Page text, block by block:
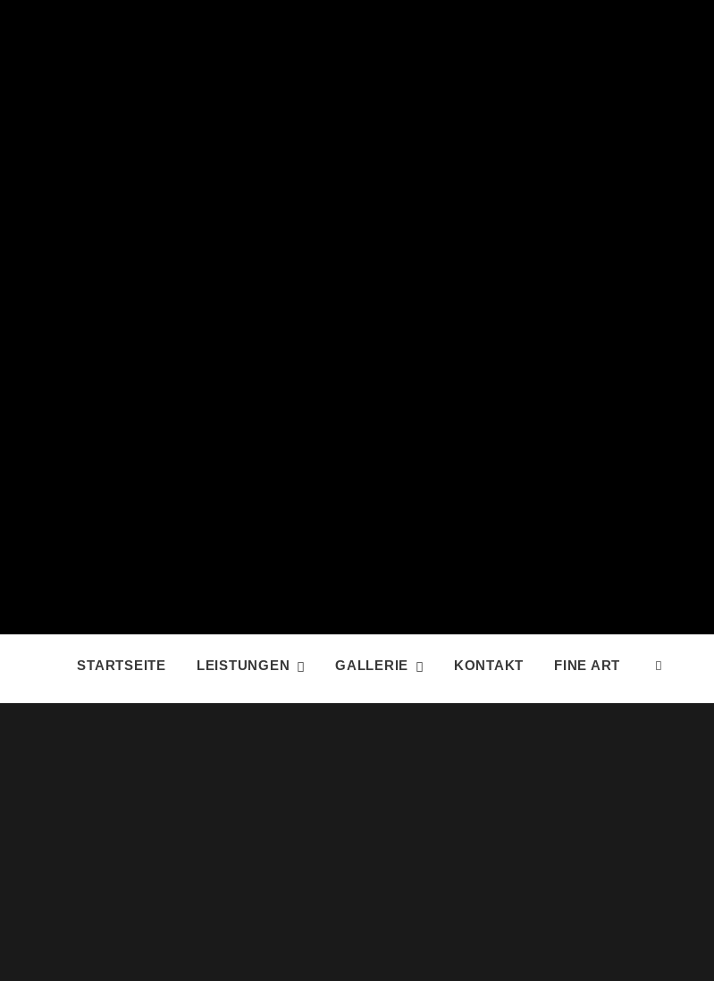
STARTSEITE LEISTUNGEN GALLERIE KONTAKT FINE ART